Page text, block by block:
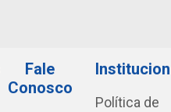
Fale
Conosco
Política de